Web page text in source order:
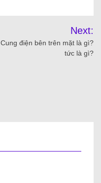
Next:
Cung điện bên trên mặt là gì?
tức là gì?